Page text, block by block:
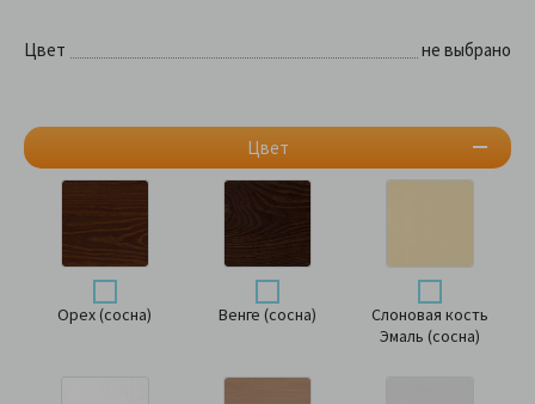
Цвет не выбрано
Цвет
Орех (сосна) Венге (сосна)
Слоновая кость
Эмаль (сосна)